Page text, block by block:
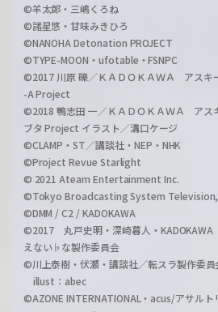
©羊太郎・三嶋くろね
©諸星悠・甘味みきひろ
©NANOHA Detonation PROJECT
©TYPE-MOON・ufotable・FSNPC
©2017 川原 礫／ＫＡＤＯＫＡＷＡ アスキ
-A Project
©2018 鴨志田 一／ＫＡＤＯＫＡＷＡ アス
ブタ Project イラスト／溝口ケージ
©CLAMP・ST／講談社・NEP・NHK
©Project Revue Starlight
© 2021 Ateam Entertainment Inc.
©Tokyo Broadcasting System Television,
©DMM / C2 / KADOKAWA
©2017 丸戸史明・深崎暮人・
えない♭な製作委員会
©川上泰樹・伏瀬・講談社／転スラ製作委員
illust：abec
©AZONE INTERNATIONAL・acus/アサルト